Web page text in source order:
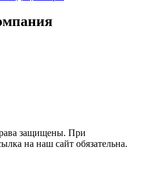
защищены. При
на наш сайт обязательна.